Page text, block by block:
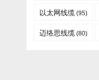
以太网线缆 (95)
迈络思线缆 (80)